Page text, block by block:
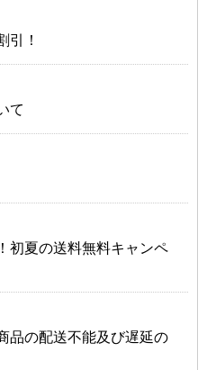
引！
て
初夏の送料無料キャンペ
品の配送不能及び遅延の